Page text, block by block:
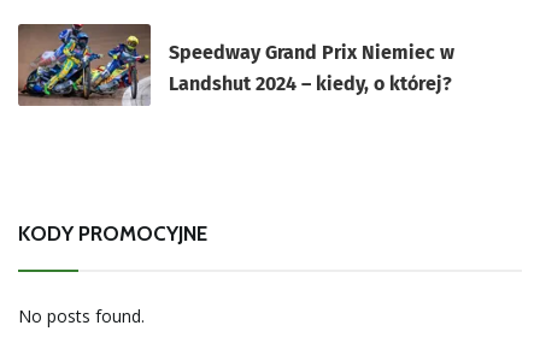
Speedway Grand Prix Niemiec w
Landshut 2024 – kiedy, o której?
KODY PROMOCYJNE
No posts found.